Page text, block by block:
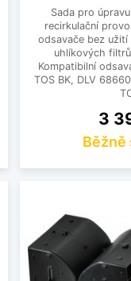
Sada pro
recirkulační
odsavače bez
uhlíkových
Kompatibilní
TOS BK, DLV
Cena
3
Běžně